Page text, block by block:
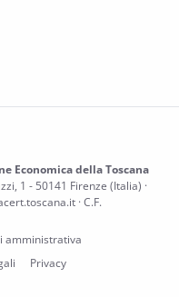
sull’economia toscana
Economica della Toscana
1 - 50141 Firenze (Italia) ·
· C.F.
amministrativa
Privacy